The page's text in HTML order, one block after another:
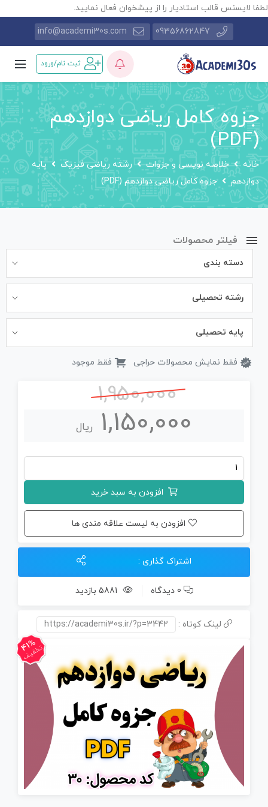
لطفا لایسنس قالب استادیار را از پیشخوان فعال نمایید.
09356862847
info@academi30s.com
ثبت نام/ورود
جزوه کامل ریاضی دوازدهم
(PDF)
خانه خلاصه نویسی و جزوات رشته ریاضی فیزیک
پایه
دوازدهم
جزوه کامل ریاضی دوازدهم (PDF)
فیلتر محصولات
دسته بندی
رشته تحصیلی
پایه تحصیلی
فقط نمایش محصولات حراجی فقط موجود
1,950,000
1,150,000 ریال
جزوه
کامل
دوازدهم
عدد
افزودن به سبد خرید
افزودن به لیست علاقه مندی ها
اشتراک گذاری :
0 دیدگاه 5881 بازدید
لینک کوتاه : https://academi30s.ir/?p=3442
41%
تخفیف